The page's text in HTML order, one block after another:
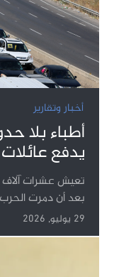
أخبار وتقارير
أطباء بلا
يدفع
تعيش عشرات آلاف
بعد أن دمرت الحرب
29 يوليو, 2026